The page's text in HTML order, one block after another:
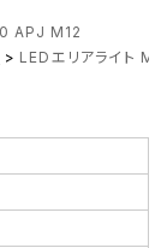
APJ M12
> LEDエリアライト